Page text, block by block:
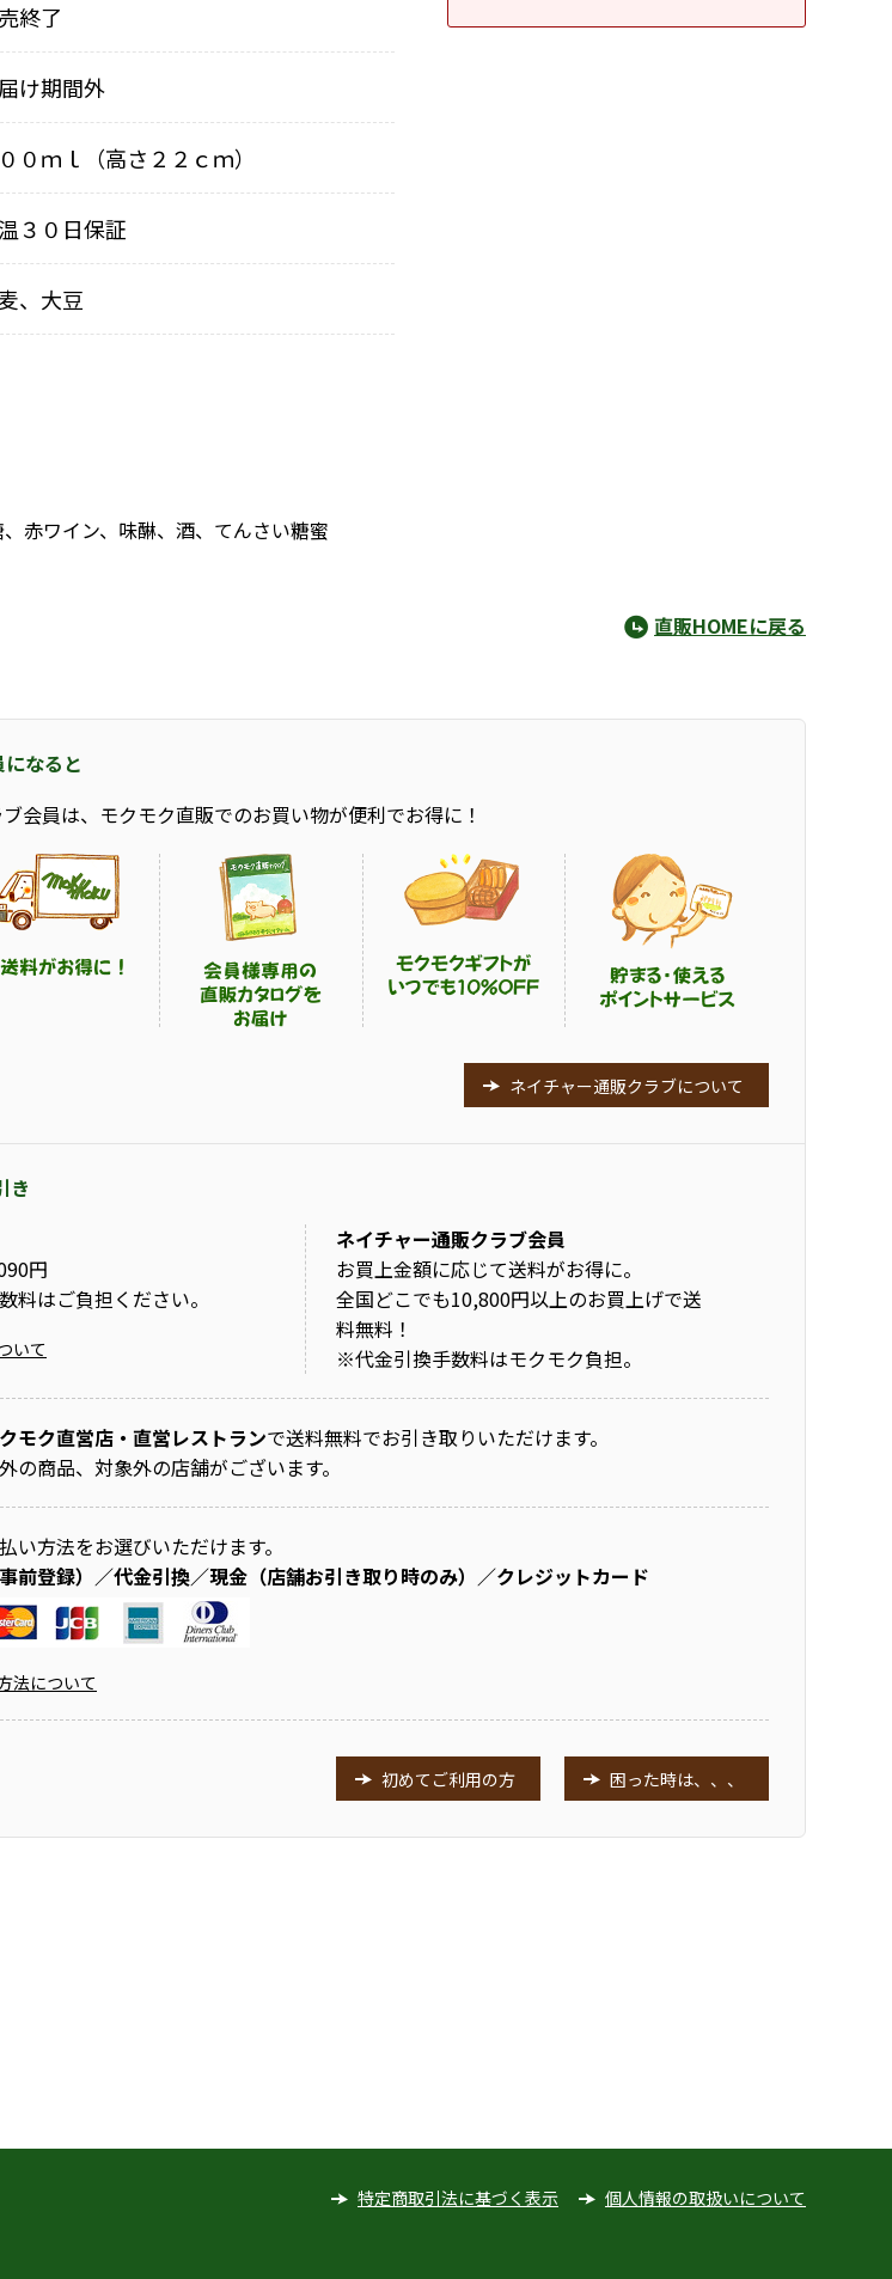
終了
け期間外
０ｍｌ（高さ２２ｃｍ）
３０日保証
、大豆
赤ワイン、味醂、酒、てんさい糖蜜
直販HOMEに戻る
なると
会員は、モクモク直販でのお買い物が便利でお得に！
ネイチャー通販クラブについて
き
円
料はご負担ください。
いて
ネイチャー通販クラブ会員
お買上金額に応じて送料がお得に。
全国どこでも10,800円以上のお買上げで送
料無料！
※代金引換手数料はモクモク負担。
モク直営店・直営レストランで送料無料でお引き取りいただけます。
の商品、対象外の店舗がございます。
い方法をお選びいただけます。
前登録）／代金引換／現金（店舗お引き取り時のみ）／クレジットカード
法について
初めてご利用の方 困った時は、、、
特定商取引法に基づく表示 個人情報の取扱いについて